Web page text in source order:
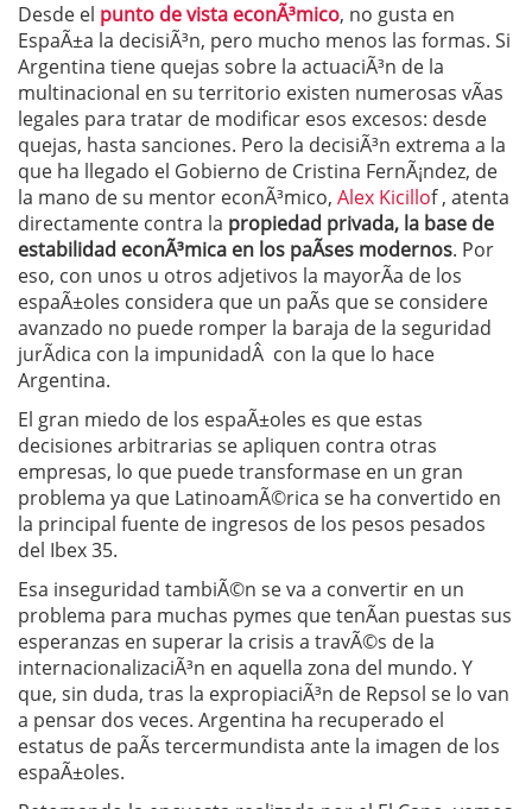
Desde el punto de vista econÃ³mico, no gusta en
EspaÃ±a la decisiÃ³n, pero mucho menos las formas. Si
Argentina tiene quejas sobre la actuaciÃ³n de la
multinacional en su territorio existen numerosas vÃ­as
legales para tratar de modificar esos excesos: desde
quejas, hasta sanciones. Pero la decisiÃ³n extrema a la
que ha llegado el Gobierno de Cristina FernÃ¡ndez, de
la mano de su mentor econÃ³mico, Alex Kicillof , atenta
directamente contra la propiedad privada, la base de
estabilidad econÃ³mica en los paÃ­ses modernos. Por
eso, con unos u otros adjetivos la mayorÃ­a de los
espaÃ±oles considera que un paÃ­s que se considere
avanzado no puede romper la baraja de la seguridad
jurÃ­dica con la impunidadÂ con la que lo hace
Argentina.
El gran miedo de los espaÃ±oles es que estas
decisiones arbitrarias se apliquen contra otras
empresas, lo que puede transformase en un gran
problema ya que LatinoamÃ©rica se ha convertido en
la principal fuente de ingresos de los pesos pesados
del Ibex 35.
Esa inseguridad tambiÃ©n se va a convertir en un
problema para muchas pymes que tenÃ­an puestas sus
esperanzas en superar la crisis a travÃ©s de la
internacionalizaciÃ³n en aquella zona del mundo. Y
que, sin duda, tras la expropiaciÃ³n de Repsol se lo van
a pensar dos veces. Argentina ha recuperado el
estatus de paÃ­s tercermundista ante la imagen de los
espaÃ±oles.